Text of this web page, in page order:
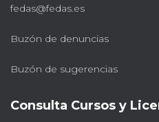
fedas@fedas.es
Buzón de denuncias
Buzón de sugerencias
Consulta Cursos y